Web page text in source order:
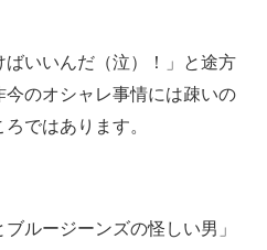
いいんだ（泣）！」と途方
のオシャレ事情には疎いの
ではあります。
ルージーンズの怪しい男」